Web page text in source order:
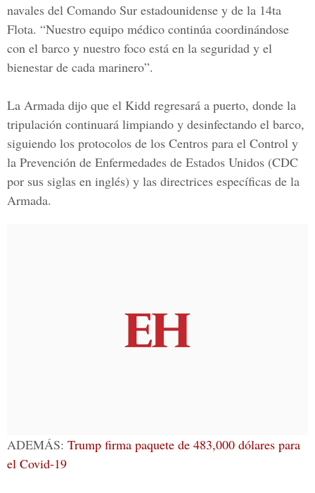
navales del Comando Sur estadounidense y de la 14ta
Flota. “Nuestro equipo médico continúa coordinándose
con el barco y nuestro foco está en la seguridad y el
bienestar de cada marinero”.
La Armada dijo que el Kidd regresará a puerto, donde la
tripulación continuará limpiando y desinfectando el barco,
siguiendo los protocolos de los Centros para el Control y
la Prevención de Enfermedades de Estados Unidos (CDC
por sus siglas en inglés) y las directrices específicas de la
Armada.
ADEMÁS: Trump firma paquete de 483,000 dólares para
el Covid-19